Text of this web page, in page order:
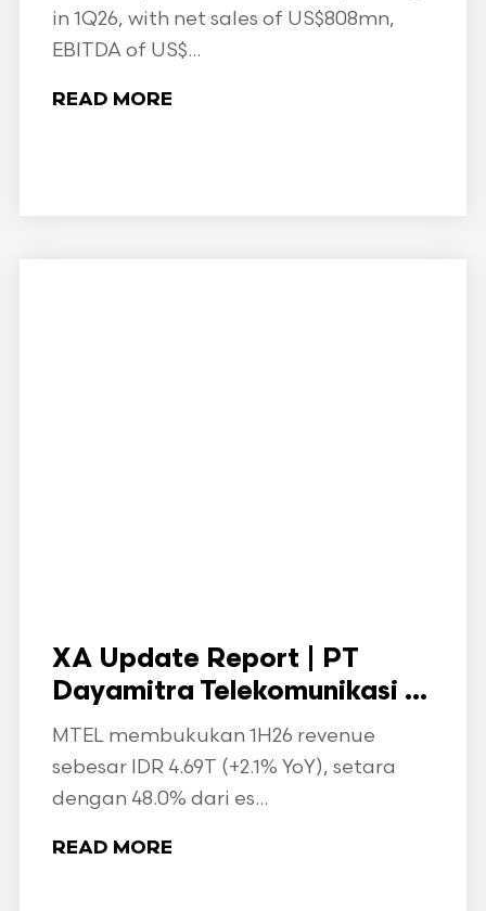
in 1Q26, with net sales of US$808mn,
EBITDA of US$...
READ MORE
XA Update Report | PT
Dayamitra Telekomunikasi ...
MTEL membukukan 1H26 revenue
sebesar IDR 4.69T (+2.1% YoY), setara
dengan 48.0% dari es...
READ MORE